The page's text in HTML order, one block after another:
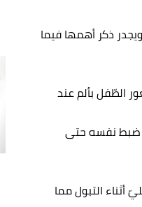
ذكر أهمها فيما
الطّفل بألم عند
ضبط نفسه حتى
التبول مما